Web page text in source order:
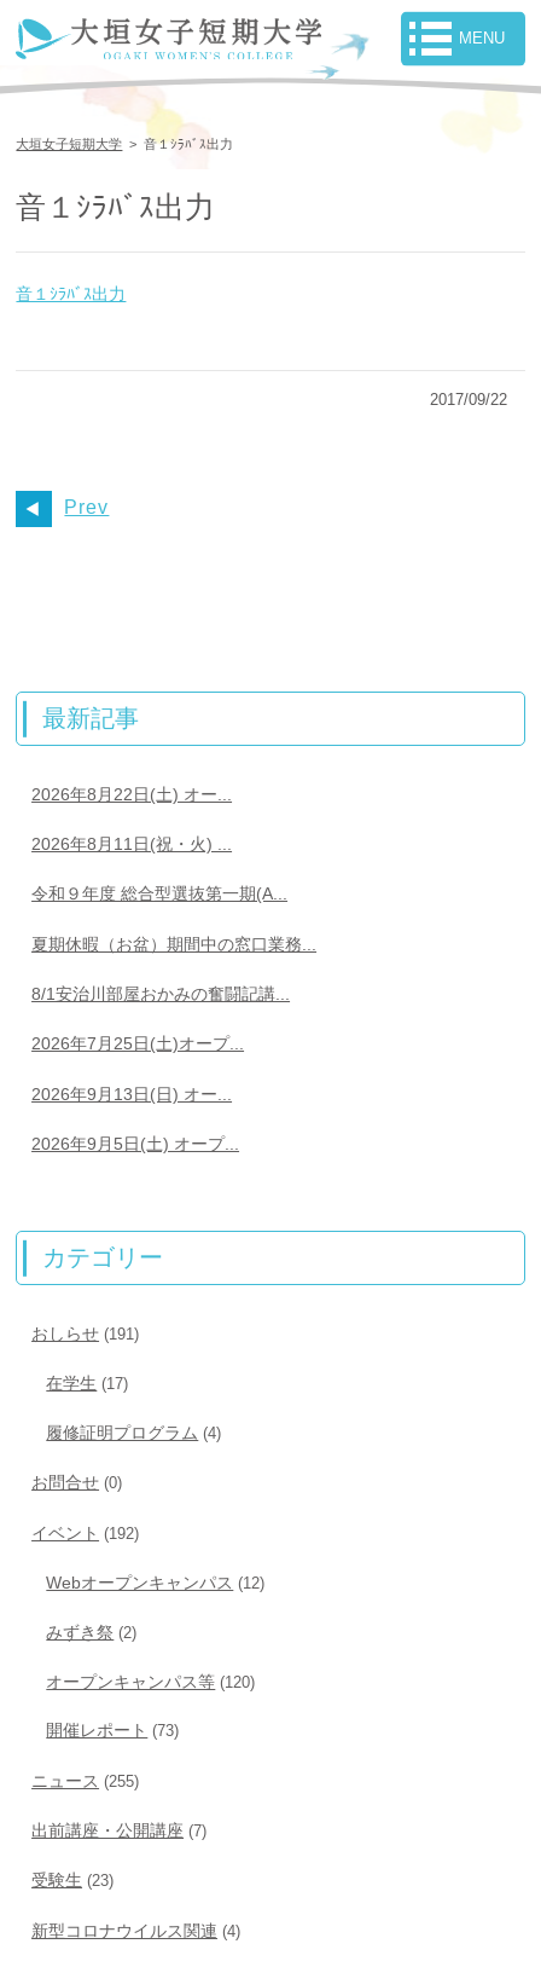
大垣女子短期大学 >音１ｼﾗﾊﾞｽ出力
音１ｼﾗﾊﾞｽ出力
音１ｼﾗﾊﾞｽ出力
2017/09/22
Prev
最新記事
2026年8月22日(土) オー...
2026年8月11日(祝・火) ...
令和９年度 総合型選抜第一期(A...
夏期休暇（お盆）期間中の窓口業務...
8/1安治川部屋おかみの奮闘記講...
2026年7月25日(土)オープ...
2026年9月13日(日) オー...
2026年9月5日(土) オープ...
カテゴリー
おしらせ (191)
在学生 (17)
履修証明プログラム (4)
お問合せ (0)
イベント (192)
Webオープンキャンパス (12)
みずき祭 (2)
オープンキャンパス等 (120)
開催レポート (73)
ニュース (255)
出前講座・公開講座 (7)
受験生 (23)
新型コロナウイルス関連 (4)